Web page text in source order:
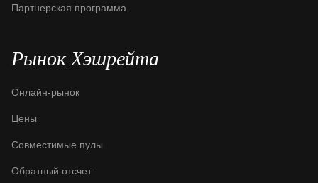
Партнерская программа
Рынок Хэшрейта
Онлайн-рынок
Цены
Совместимые пулы
Обратный отсчет